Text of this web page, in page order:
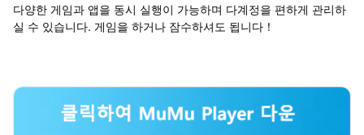
다양한 게임과 앱을 동시 실행이 가능하며 다계정을 편하게 관리하
실 수 있습니다. 게임을 하거나 잠수하셔도 됩니다！